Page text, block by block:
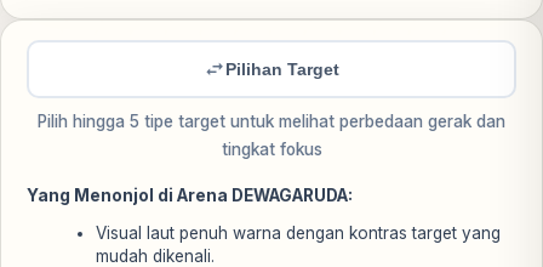
Pilihan Target
Pilih hingga 5 tipe target untuk melihat perbedaan gerak dan
tingkat fokus
Yang Menonjol di Arena DEWAGARUDA:
Visual laut penuh warna dengan kontras target yang
mudah dikenali.